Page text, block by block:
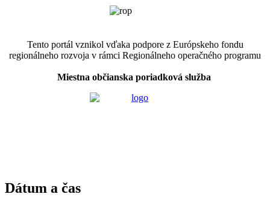
Tento portál vznikol vďaka podpore z Európskeho fondu
regionálneho rozvoja v rámci Regionálneho operačného programu
Miestna občianska poriadková služba
Dátum a čas